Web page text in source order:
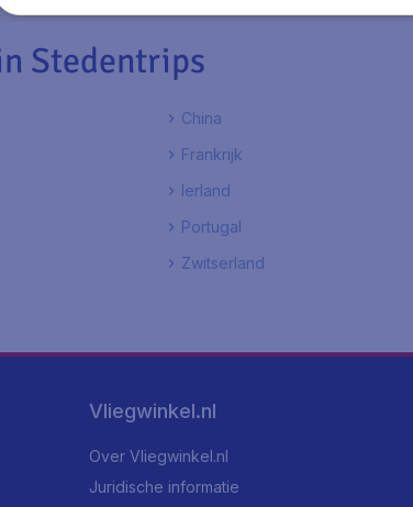
Stedentrips
China
Frankrijk
Ierland
Portugal
Zwitserland
Vliegwinkel.nl
Over Vliegwinkel.nl
Juridische informatie